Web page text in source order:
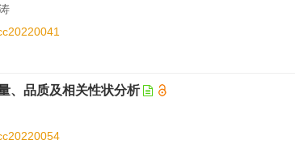
、品质及相关性状分析